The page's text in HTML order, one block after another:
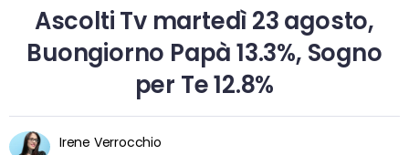
Ascolti Tv martedì 23 agosto,
Buongiorno Papà 13.3%, Sogno
per Te 12.8%
Irene Verrocchio